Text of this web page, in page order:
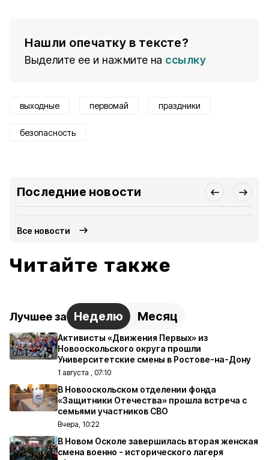
Нашли опечатку в тексте?
Выделите ее и нажмите на ссылку
выходные первомай праздники
безопасность
Последние новости
Все новости
Читайте также
Лучшее за Неделю Месяц
Активисты «Движения Первых» из
Новооскольского округа прошли
Университетские смены в Ростове-на-Дону
1 августа , 07:10
В Новооскольском отделении фонда
«Защитники Отечества» прошла встреча с
семьями участников СВО
Вчера, 10:22
В Новом Осколе завершилась вторая женская
смена военно - исторического лагеря